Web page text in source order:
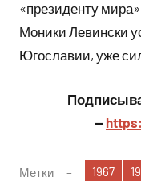
«президенту
Моники Левински
Югославии, уже
—
Метки 1967